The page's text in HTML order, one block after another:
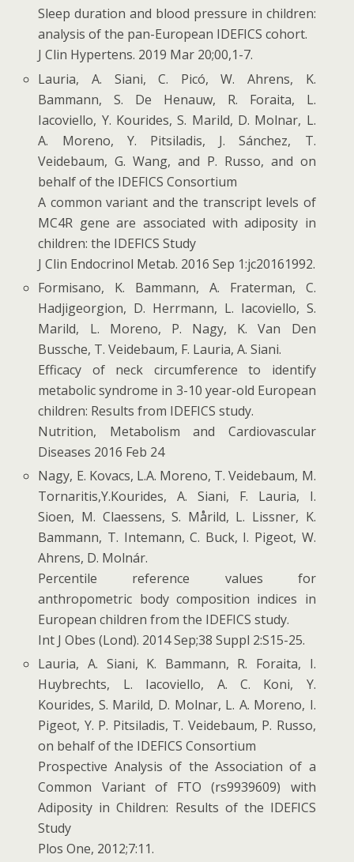
Sleep duration and blood pressure in children:
analysis of the pan-European IDEFICS cohort.
J Clin Hypertens. 2019 Mar 20;00,1-7.
Lauria, A. Siani, C. Picó, W. Ahrens, K.
Bammann, S. De Henauw, R. Foraita, L.
Iacoviello, Y. Kourides, S. Marild, D. Molnar, L.
A. Moreno, Y. Pitsiladis, J. Sánchez, T.
Veidebaum, G. Wang, and P. Russo, and on
behalf of the IDEFICS Consortium
A common variant and the transcript levels of
MC4R gene are associated with adiposity in
children: the IDEFICS Study
J Clin Endocrinol Metab. 2016 Sep 1:jc20161992.
Formisano, K. Bammann, A. Fraterman, C.
Hadjigeorgion, D. Herrmann, L. Iacoviello, S.
Marild, L. Moreno, P. Nagy, K. Van Den
Bussche, T. Veidebaum, F. Lauria, A. Siani.
Efficacy of neck circumference to identify
metabolic syndrome in 3-10 year-old European
children: Results from IDEFICS study.
Nutrition, Metabolism and Cardiovascular
Diseases 2016 Feb 24
Nagy, E. Kovacs, L.A. Moreno, T. Veidebaum, M.
Tornaritis,Y.Kourides, A. Siani, F. Lauria, I.
Sioen, M. Claessens, S. Mårild, L. Lissner, K.
Bammann, T. Intemann, C. Buck, I. Pigeot, W.
Ahrens, D. Molnár.
Percentile reference values for
anthropometric body composition indices in
European children from the IDEFICS study.
Int J Obes (Lond). 2014 Sep;38 Suppl 2:S15-25.
Lauria, A. Siani, K. Bammann, R. Foraita, I.
Huybrechts, L. Iacoviello, A. C. Koni, Y.
Kourides, S. Marild, D. Molnar, L. A. Moreno, I.
Pigeot, Y. P. Pitsiladis, T. Veidebaum, P. Russo,
on behalf of the IDEFICS Consortium
Prospective Analysis of the Association of a
Common Variant of FTO (rs9939609) with
Adiposity in Children: Results of the IDEFICS
Study
Plos One, 2012;7:11.